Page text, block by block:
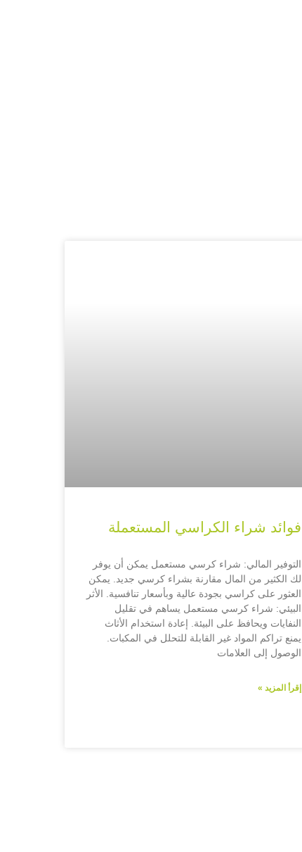
فوائد شراء الكراسي المستعملة
التوفير المالي: شراء كرسي مستعمل يمكن أن يوفر
لك الكثير من المال مقارنة بشراء كرسي جديد. يمكن
العثور على كراسي بجودة عالية وبأسعار تنافسية. الأثر
البيئي: شراء كرسي مستعمل يساهم في تقليل
النفايات ويحافظ على البيئة. إعادة استخدام الأثاث
يمنع تراكم المواد غير القابلة للتحلل في المكبات.
الوصول إلى العلامات
إقرأ المزيد »